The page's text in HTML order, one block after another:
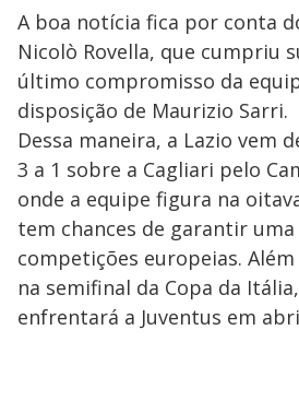
A boa notícia fica por conta
Nicolò Rovella, que cumpriu
último compromisso da
disposição de Maurizio Sarri.
Dessa maneira, a Lazio vem
3 a 1 sobre a Cagliari pelo
onde a equipe figura na
tem chances de garantir uma
competições europeias.
na semifinal da Copa da
enfrentará a Juventus em